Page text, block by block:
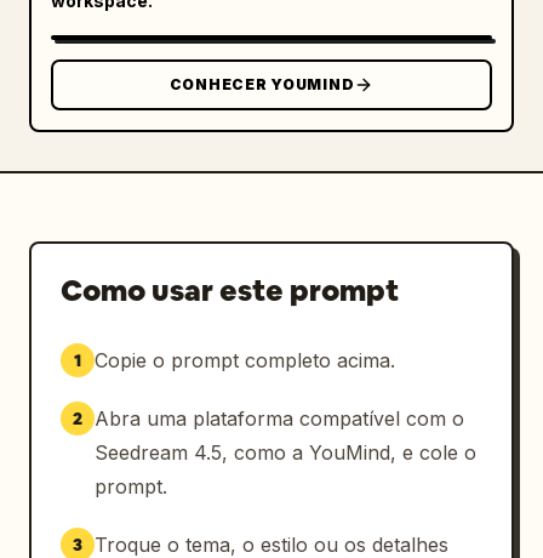
CONHECER YOUMIND
Como usar este prompt
1 Copie o prompt completo acima.
2
Abra uma plataforma compatível com o
Seedream 4.5, como a YouMind, e cole o
prompt.
3
Troque o tema, o estilo ou os detalhes